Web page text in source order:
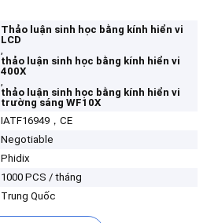
Thảo luận sinh học bằng kính hiển vi
LCD
,
thảo luận sinh học bằng kính hiển vi
400X
,
thảo luận sinh học bằng kính hiển vi
trường sáng WF10X
IATF16949，CE
Negotiable
Phidix
1000 PCS / tháng
Trung Quốc